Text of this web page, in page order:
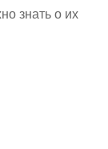
знать о их